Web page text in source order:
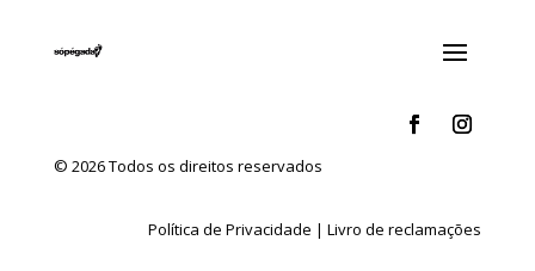
© 2026 Todos os direitos reservados
Política de Privacidade |Livro de reclamações